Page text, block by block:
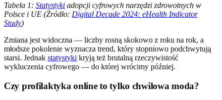
Tabela 1: Statystyki adopcji cyfrowych narzędzi zdrowotnych w
Polsce i UE (Źródło: Digital Decade 2024: eHealth Indicator
Study)
Zmiana jest widoczna — liczby rosną skokowo z roku na rok, a
młodsze pokolenie wyznacza trend, który stopniowo podchwytują
starsi. Jednak statystyki kryją też brutalną rzeczywistość
wykluczenia cyfrowego — do której wrócimy później.
Czy profilaktyka online to tylko chwilowa moda?